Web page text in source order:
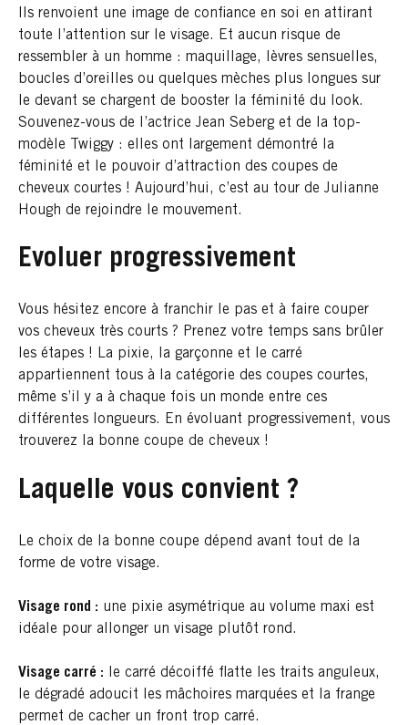
Ils renvoient une image de confiance en soi en attirant
toute l’attention sur le visage. Et aucun risque de
ressembler à un homme : maquillage, lèvres sensuelles,
boucles d’oreilles ou quelques mèches plus longues sur
le devant se chargent de booster la féminité du look.
Souvenez-vous de l’actrice Jean Seberg et de la top-
modèle Twiggy : elles ont largement démontré la
féminité et le pouvoir d’attraction des coupes de
cheveux courtes ! Aujourd’hui, c’est au tour de Julianne
Hough de rejoindre le mouvement.
Evoluer progressivement
Vous hésitez encore à franchir le pas et à faire couper
vos cheveux très courts ? Prenez votre temps sans brûler
les étapes ! La pixie, la garçonne et le carré
appartiennent tous à la catégorie des coupes courtes,
même s’il y a à chaque fois un monde entre ces
différentes longueurs. En évoluant progressivement, vous
trouverez la bonne coupe de cheveux !
Laquelle vous convient ?
Le choix de la bonne coupe dépend avant tout de la
forme de votre visage.
Visage rond : une pixie asymétrique au volume maxi est
idéale pour allonger un visage plutôt rond.
Visage carré : le carré décoiffé flatte les traits anguleux,
le dégradé adoucit les mâchoires marquées et la frange
permet de cacher un front trop carré.